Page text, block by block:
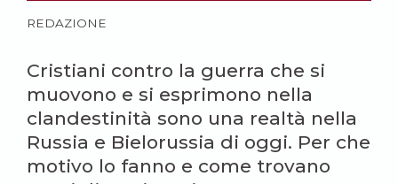
REDAZIONE
Cristiani contro la guerra che si
muovono e si esprimono nella
clandestinità sono una realtà nella
Russia e Bielorussia di oggi. Per che
motivo lo fanno e come trovano